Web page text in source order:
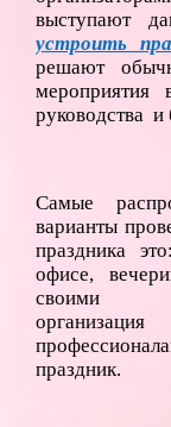
выступают
устроить
решают
мероприятия
руководства
Самые
варианты
праздника
офисе,
своими
праздник.